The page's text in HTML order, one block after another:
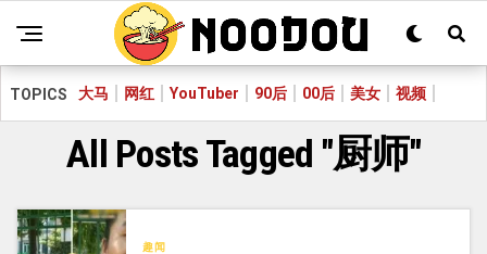
TOPICS 大马 网红 YouTuber 90后 00后 美女 视频
All Posts Tagged "厨师"
趣闻